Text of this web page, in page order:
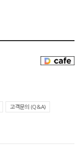
고객문의 (Q&A)